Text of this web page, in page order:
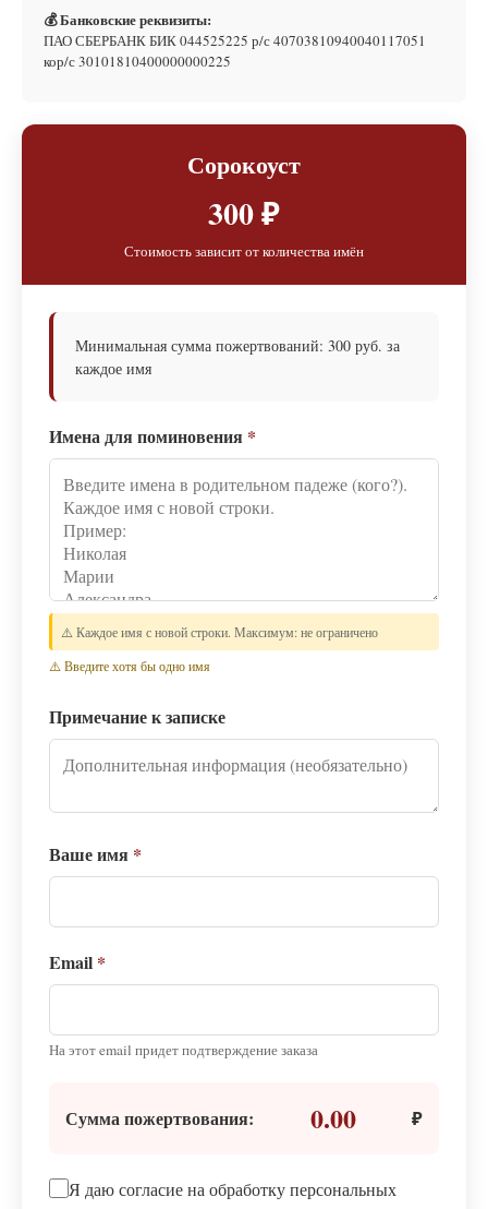
💰 Банковские реквизиты:
ПАО СБЕРБАНК БИК 044525225 р/с 40703810940040117051
кор/с 30101810400000000225
Сорокоуст
300 ₽
Стоимость зависит от количества имён
Минимальная сумма пожертвований: 300 руб. за
каждое имя
Имена для поминовения *
⚠️ Каждое имя с новой строки. Максимум: не ограничено
⚠️ Введите хотя бы одно имя
Примечание к записке
Ваше имя *
Email *
На этот email придет подтверждение заказа
Сумма пожертвования: 0.00 ₽
Я даю согласие на обработку персональных